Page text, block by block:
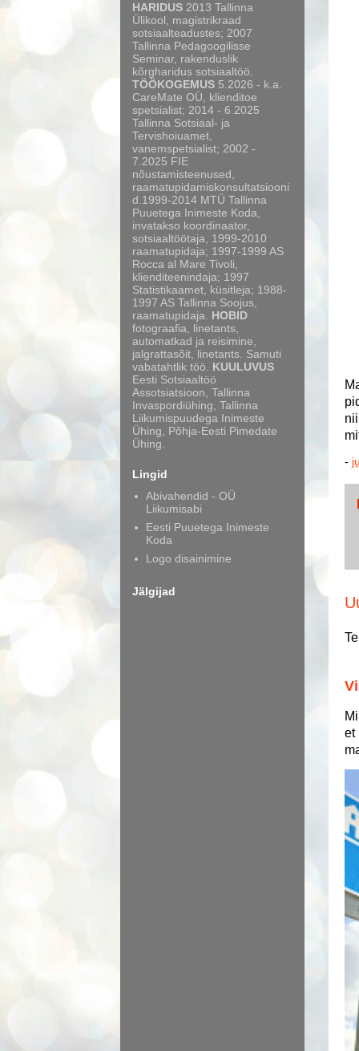
-
et
HARIDUS 2013 Tallinna
Ülikool, magistrikraad
sotsiaalteadustes; 2007
Tallinna Pedagoogilisse
Seminar, rakenduslik
kõrgharidus sotsiaaltöö.
TÖÖKOGEMUS 5.2026 - k.a.
CareMate OÜ, klienditoe
spetsialist; 2014 - 6.2025
Tallinna Sotsiaal- ja
Tervishoiuamet,
vanemspetsialist; 2002 -
7.2025 FIE
nõustamisteenused,
raamatupidamiskonsultatsiooni
d.1999-2014 MTÜ Tallinna
Puuetega Inimeste Koda,
invatakso koordinaator,
sotsiaaltöötaja, 1999-2010
raamatupidaja; 1997-1999 AS
Rocca al Mare Tivoli,
klienditeenindaja; 1997
Statistikaamet, küsitleja; 1988-
1997 AS Tallinna Soojus,
raamatupidaja. HOBID
fotograafia, linetants,
automatkad ja reisimine,
jalgrattasõit, linetants. Samuti
vabatahtlik töö. KUULUVUS
Eesti Sotsiaaltöö
Assotsiatsioon, Tallinna
Invaspordiühing, Tallinna
Liikumispuudega Inimeste
Ühing, Põhja-Eesti Pimedate
Ühing.
Lingid
Abivahendid - OÜ
Liikumisabi
Eesti Puuetega Inimeste
Koda
Logo disainimine
Jälgijad